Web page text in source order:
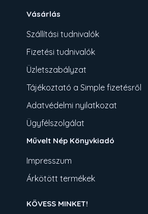
Vásárlás
Szállítási tudnivalók
Fizetési tudnivalók
Üzletszabályzat
Tájékoztató a Simple fizetésről
Adatvédelmi nyilatkozat
Ügyfélszolgálat
Művelt Nép Könyvkiadó
Impresszum
Árkötött termékek
KÖVESS MINKET!